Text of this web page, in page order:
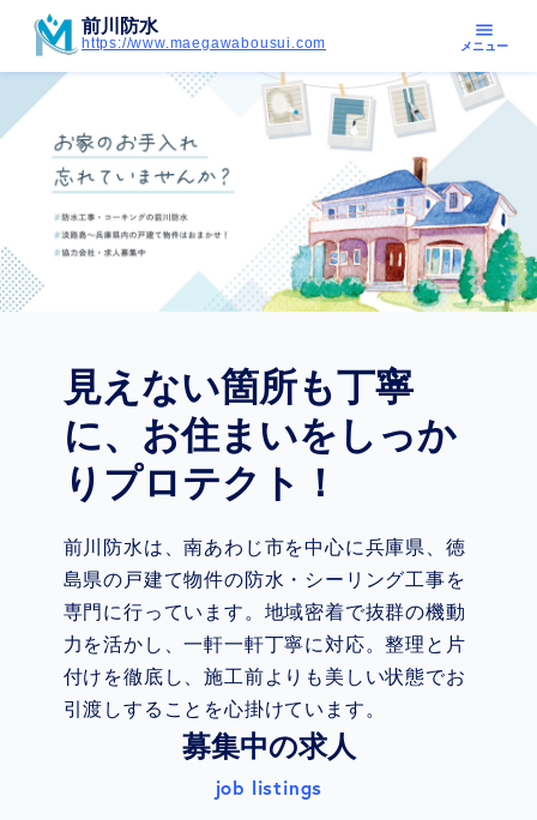
前川防水
https://www.maegawabousui.com
menu
メニュー
見えない箇所も丁寧
に、お住まいをしっか
りプロテクト！
前川防水は、南あわじ市を中心に兵庫県、徳
島県の戸建て物件の防水・シーリング工事を
専門に行っています。地域密着で抜群の機動
力を活かし、一軒一軒丁寧に対応。整理と片
付けを徹底し、施工前よりも美しい状態でお
引渡しすることを心掛けています。
募集中の求人
job listings